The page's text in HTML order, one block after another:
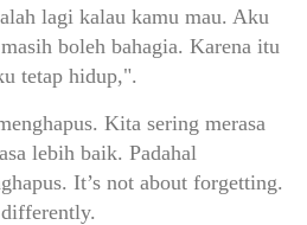
lagi kalau kamu mau. Aku
boleh bahagia. Karena itu
tetap hidup,".
Kita sering merasa
lebih baik. Padahal
It’s not about forgetting.